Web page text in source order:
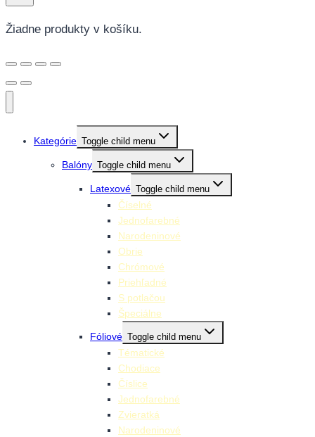
Žiadne produkty v košíku.
Kategórie Toggle child menu
Balóny Toggle child menu
Latexové Toggle child menu
Číselné
Jednofarebné
Narodeninové
Obrie
Chrómové
Priehľadné
S potlačou
Špeciálne
Fóliové Toggle child menu
Tématické
Chodiace
Číslice
Jednofarebné
Zvieratká
Narodeninové